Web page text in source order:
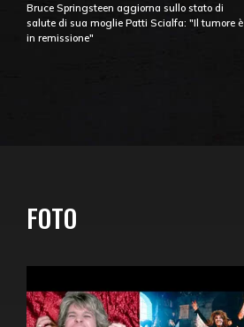
Bruce Springsteen aggiorna sullo stato di
salute di sua moglie Patti Scialfa: "Il tumore è
in remissione"
FOTO